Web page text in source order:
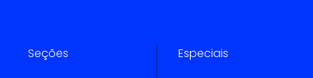
Seções Especiais